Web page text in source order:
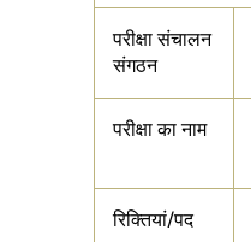
परीक्षा संचालन
संगठन
परीक्षा का नाम
रिक्तियां/पद